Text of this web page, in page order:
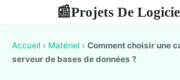
📰Projets De
Accueil › Matériel › Comment choisir une
serveur de bases de données ?